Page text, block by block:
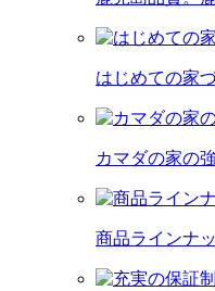
はじめての家
カマダの家の
商品ラインナ